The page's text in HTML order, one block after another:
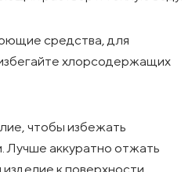
средства, для
хлорсодержащих
чтобы избежать
Лучше аккуратно отжать
к поверхности.